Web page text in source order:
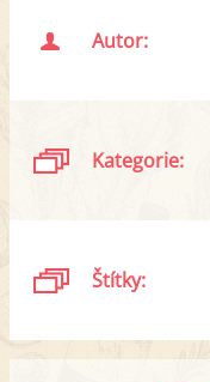
Autor:
Kategorie:
Štítky: